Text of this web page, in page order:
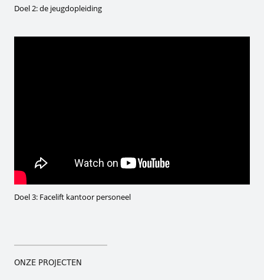
Doel 2: de jeugdopleiding
Doel 3: Facelift kantoor personeel
ONZE PROJECTEN